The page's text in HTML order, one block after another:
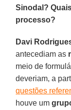
Sinodal?
processo?
Davi
antecediam as
meio de
deveriam, a
questões
houve um